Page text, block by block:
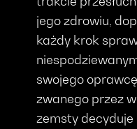
jego zdrowiu,
każdy krok
swojego
zwanego przez
zemsty decyduje